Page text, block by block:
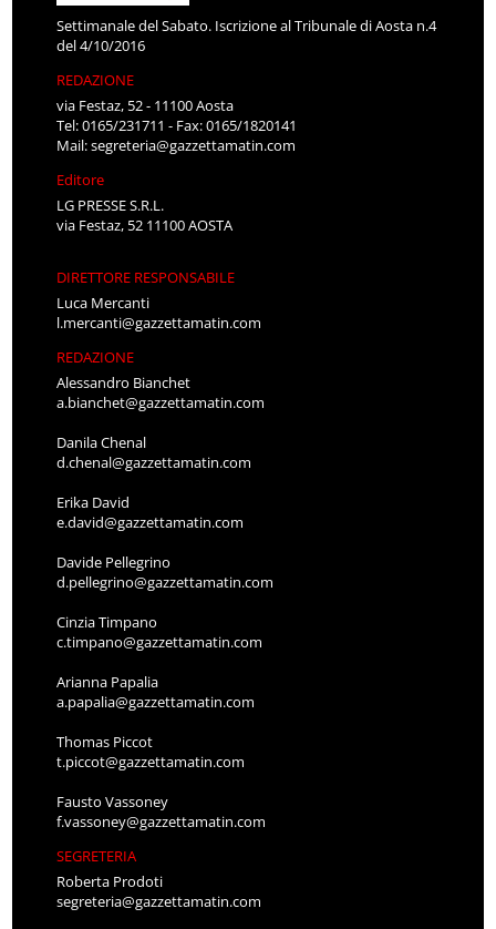
Settimanale del Sabato. Iscrizione al Tribunale di Aosta n.4
del 4/10/2016
REDAZIONE
via Festaz, 52 - 11100 Aosta
Tel: 0165/231711 - Fax: 0165/1820141
Mail:segreteria@gazzettamatin.com
Editore
LG PRESSE S.R.L.
via Festaz, 52 11100 AOSTA
DIRETTORE RESPONSABILE
Luca Mercanti
l.mercanti@gazzettamatin.com
REDAZIONE
Alessandro Bianchet
a.bianchet@gazzettamatin.com
Danila Chenal
d.chenal@gazzettamatin.com
Erika David
e.david@gazzettamatin.com
Davide Pellegrino
d.pellegrino@gazzettamatin.com
Cinzia Timpano
c.timpano@gazzettamatin.com
Arianna Papalia
a.papalia@gazzettamatin.com
Thomas Piccot
t.piccot@gazzettamatin.com
Fausto Vassoney
f.vassoney@gazzettamatin.com
SEGRETERIA
Roberta Prodoti
segreteria@gazzettamatin.com